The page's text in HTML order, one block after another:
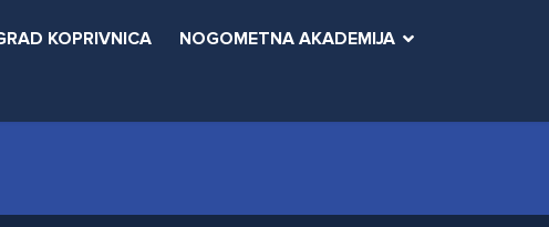
KOPRIVNICA NOGOMETNA AKADEMIJA